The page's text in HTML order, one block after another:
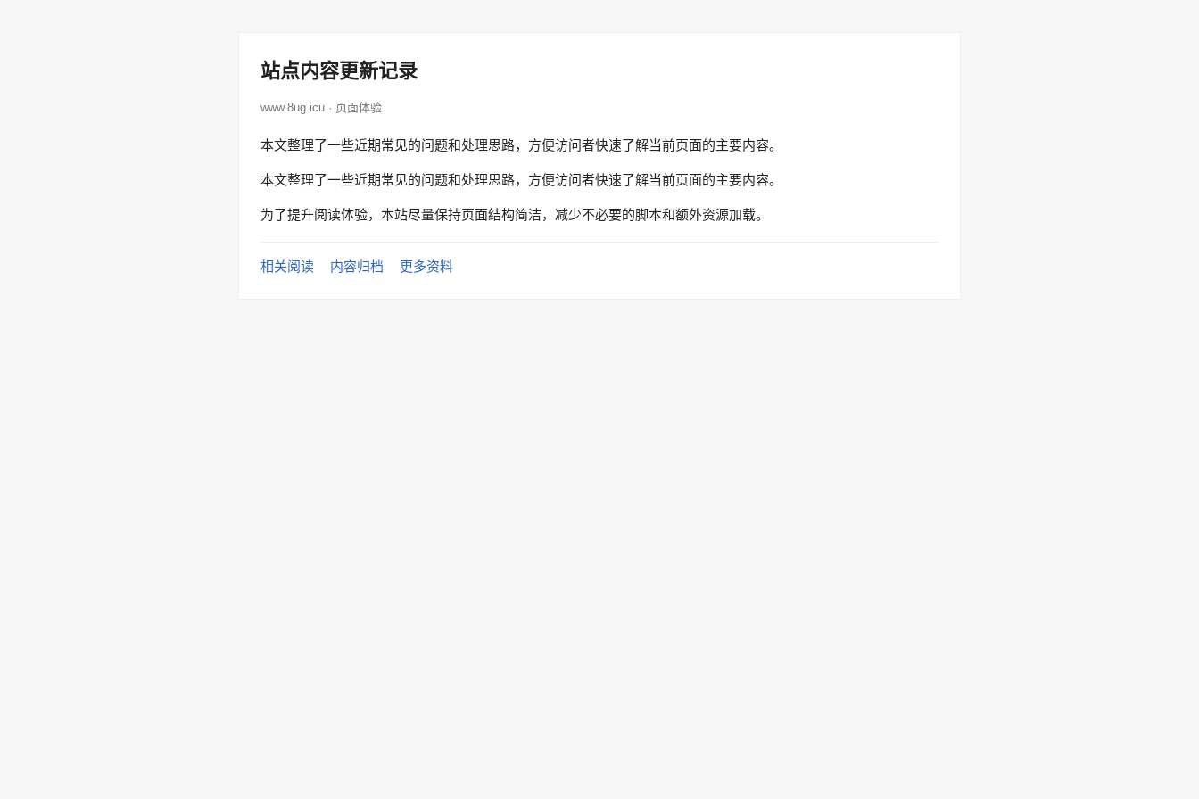
站点内容更新记录
www.8ug.icu · 页面体验
本文整理了一些近期常见的问题和处理思路，方便访问者快速了解当前页面的主要内容。
本文整理了一些近期常见的问题和处理思路，方便访问者快速了解当前页面的主要内容。
为了提升阅读体验，本站尽量保持页面结构简洁，减少不必要的脚本和额外资源加载。
相关阅读 内容归档 更多资料